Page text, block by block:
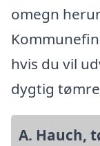
omegn
hvis du vil
dygtig
A. Hauch,